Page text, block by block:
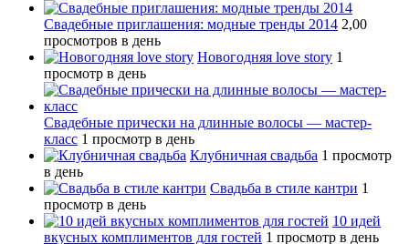
Свадебные приглашения: модные тренды 2014 2,00
просмотров в день
Новогодняя love story 1
просмотр в день
Свадебные прически на длинные волосы — мастер-
класс 1 просмотр в день
Клубничная свадьба 1 просмотр
в день
Свадьба в стиле кантри 1
просмотр в день
10 идей
вкусных комплиментов для гостей 1 просмотр в день